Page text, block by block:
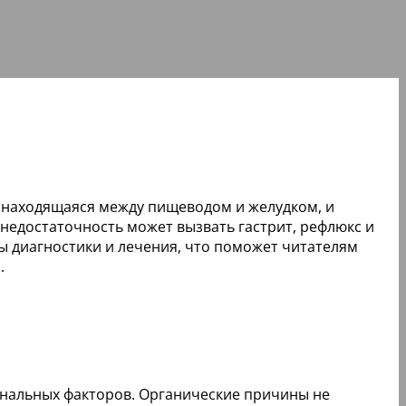
находящаяся между пищеводом и желудком, и
может вызвать гастрит, рефлюкс и
диагностики и лечения, что поможет читателям
факторов. Органические причины не